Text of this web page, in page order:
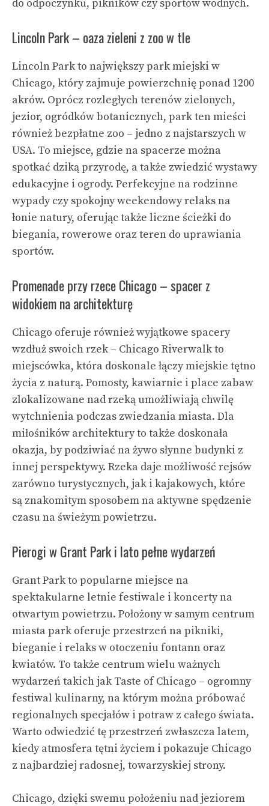
do odpoczynku, pikników czy sportów wodnych.
Lincoln Park – oaza zieleni z zoo w tle
Lincoln Park to największy park miejski w
Chicago, który zajmuje powierzchnię ponad 1200
akrów. Oprócz rozległych terenów zielonych,
jezior, ogródków botanicznych, park ten mieści
również bezpłatne zoo – jedno z najstarszych w
USA. To miejsce, gdzie na spacerze można
spotkać dziką przyrodę, a także zwiedzić wystawy
edukacyjne i ogrody. Perfekcyjne na rodzinne
wypady czy spokojny weekendowy relaks na
łonie natury, oferując także liczne ścieżki do
biegania, rowerowe oraz teren do uprawiania
sportów.
Promenade przy rzece Chicago – spacer z
widokiem na architekturę
Chicago oferuje również wyjątkowe spacery
wzdłuż swoich rzek – Chicago Riverwalk to
miejscówka, która doskonale łączy miejskie tętno
życia z naturą. Pomosty, kawiarnie i place zabaw
zlokalizowane nad rzeką umożliwiają chwilę
wytchnienia podczas zwiedzania miasta. Dla
miłośników architektury to także doskonała
okazja, by podziwiać na żywo słynne budynki z
innej perspektywy. Rzeka daje możliwość rejsów
zarówno turystycznych, jak i kajakowych, które
są znakomitym sposobem na aktywne spędzenie
czasu na świeżym powietrzu.
Pierogi w Grant Park i lato pełne wydarzeń
Grant Park to popularne miejsce na
spektakularne letnie festiwale i koncerty na
otwartym powietrzu. Położony w samym centrum
miasta park oferuje przestrzeń na pikniki,
bieganie i relaks w otoczeniu fontann oraz
kwiatów. To także centrum wielu ważnych
wydarzeń takich jak Taste of Chicago – ogromny
festiwal kulinarny, na którym można próbować
regionalnych specjałów i potraw z całego świata.
Warto odwiedzić tę przestrzeń zwłaszcza latem,
kiedy atmosfera tętni życiem i pokazuje Chicago
z najbardziej radosnej, towarzyskiej strony.
Chicago, dzięki swemu położeniu nad jeziorem